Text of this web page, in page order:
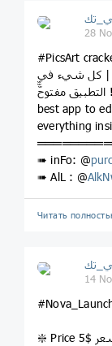
28
#PicsArt
| كل شيء في
!!
best app to
everything
➠ inFo: @
➠ AlL : @
Читать
14